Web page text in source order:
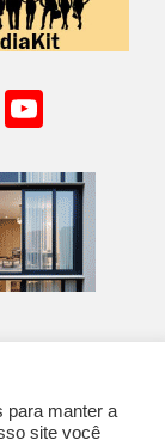
Tumblr
para manter a
site você